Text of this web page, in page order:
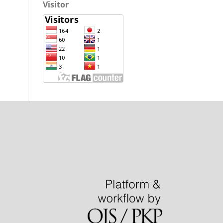
Visitor